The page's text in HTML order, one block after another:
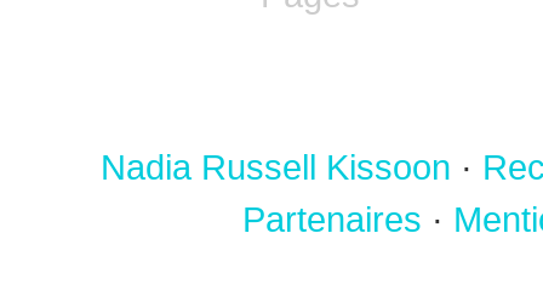
Nadia Russell Kissoon ·
Partenaires ·